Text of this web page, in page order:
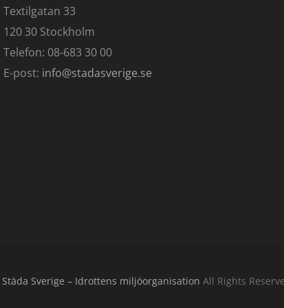
Textilgatan 33
120 30 Stockholm
Telefon: 08-683 30 00
E-post: info@stadasverige.se
Städa Sverige – Idrottens miljöorganisation All Rights